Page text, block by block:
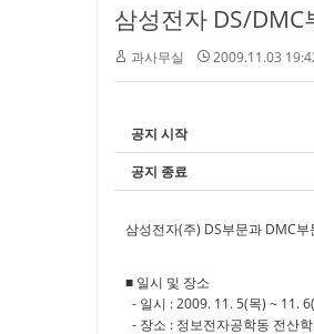
삼성전자 DS/
과사무실 2009.11.03
공지 시작
공지 종료
삼성전자(주) DS부문과 DMC
■ 일시 및 장소
- 일시 : 2009. 11. 5(목) ~ 11.
- 장소 : 정보전자공학동 전산